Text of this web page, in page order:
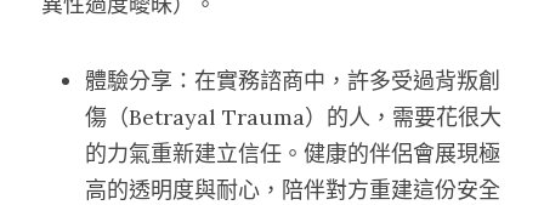
體驗分享：在實務諮商中，許多受過背叛創
傷（Betrayal Trauma）的人，需要花很大
的力氣重新建立信任。健康的伴侶會展現極
高的透明度與耐心，陪伴對方重建這份安全